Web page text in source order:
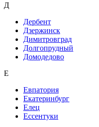
Д
Дербент
Дзержинск
Димитровград
Долгопрудный
Домодедово
Е
Евпатория
Екатеринбург
Елец
Ессентуки